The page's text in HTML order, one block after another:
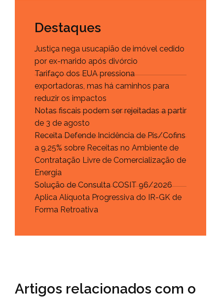
Destaques
Justiça nega usucapião de imóvel cedido
por ex-marido após divórcio
Tarifaço dos EUA pressiona
exportadoras, mas há caminhos para
reduzir os impactos
Notas fiscais podem ser rejeitadas a partir
de 3 de agosto
Receita Defende Incidência de Pis/Cofins
a 9,25% sobre Receitas no Ambiente de
Contratação Livre de Comercialização de
Energia
Solução de Consulta COSIT 96/2026
Aplica Alíquota Progressiva do IR-GK de
Forma Retroativa
Artigos relacionados com o